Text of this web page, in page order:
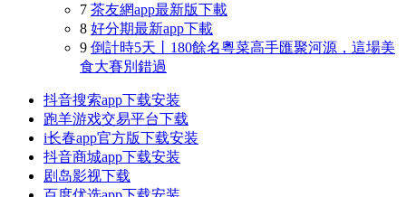
7 茶友網app最新版下載
8 好分期最新app下載
9 倒計時5天丨180餘名粵菜高手匯聚河源，這場美
食大賽別錯過
抖音搜索app下载安装
跑羊游戏交易平台下载
i长春app官方版下载安装
抖音商城app下载安装
剧岛影视下载